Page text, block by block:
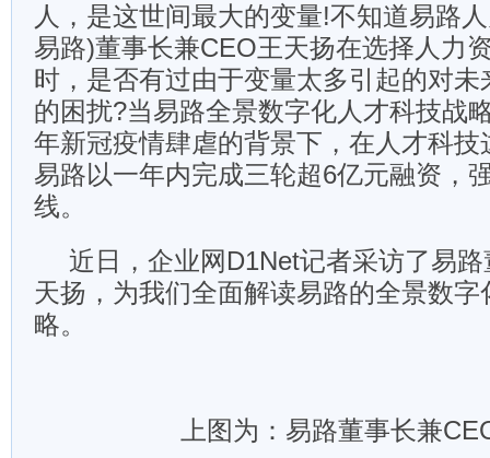
人，是这世间最大的变量!不知道易路
易路)董事长兼CEO王天扬在选择人力
时，是否有过由于变量太多引起的对未
的困扰?当易路全景数字化人才科技战
年新冠疫情肆虐的背景下，在人才科技
易路以一年内完成三轮超6亿元融资，
线。
近日，企业网D1Net记者采访了易
天扬，为我们全面解读易路的全景数字
略。
上图为：易路董事长兼